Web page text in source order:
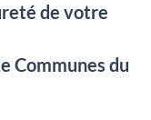
de votre
Communes du